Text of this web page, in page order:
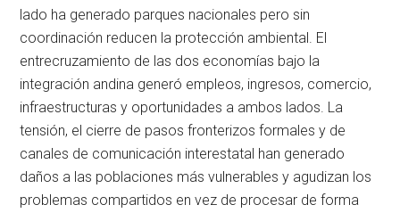
lado ha generado parques nacionales pero sin
coordinación reducen la protección ambiental. El
entrecruzamiento de las dos economías bajo la
integración andina generó empleos, ingresos, comercio,
infraestructuras y oportunidades a ambos lados. La
tensión, el cierre de pasos fronterizos formales y de
canales de comunicación interestatal han generado
daños a las poblaciones más vulnerables y agudizan los
problemas compartidos en vez de procesar de forma